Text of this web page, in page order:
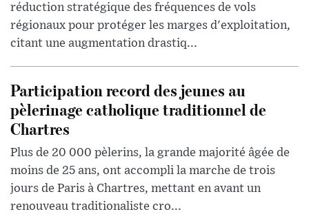
réduction stratégique des fréquences de vols
régionaux pour protéger les marges d'exploitation,
citant une augmentation drastiq...
Participation record des jeunes au
pèlerinage catholique traditionnel de
Chartres
Plus de 20 000 pèlerins, la grande majorité âgée de
moins de 25 ans, ont accompli la marche de trois
jours de Paris à Chartres, mettant en avant un
renouveau traditionaliste cro...